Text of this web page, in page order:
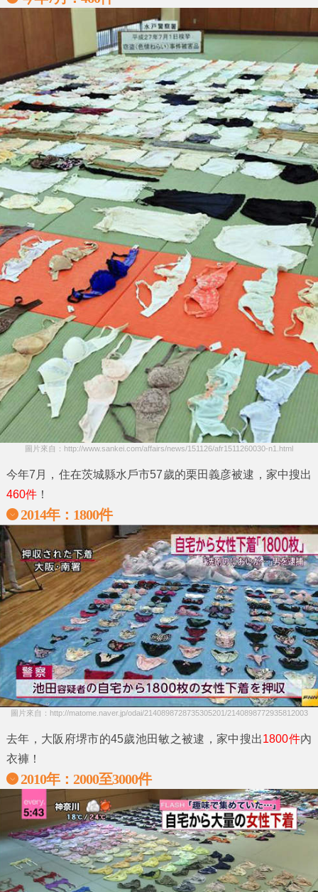
圖片來自：http://www.sankei.com/affairs/news/151126/afr1511260030-n1.html
今年7月，住在茨城縣水戶市57歲的栗田義彦被逮，家中搜出
460件！
2014年：1800件
圖片來自：http://matome.naver.jp/odai/2140898728735305201/2140898772935812003
去年，大阪府堺市的45歲池田敏之被逮，家中搜出1800件內
衣褲！
2010年：2000至3000件